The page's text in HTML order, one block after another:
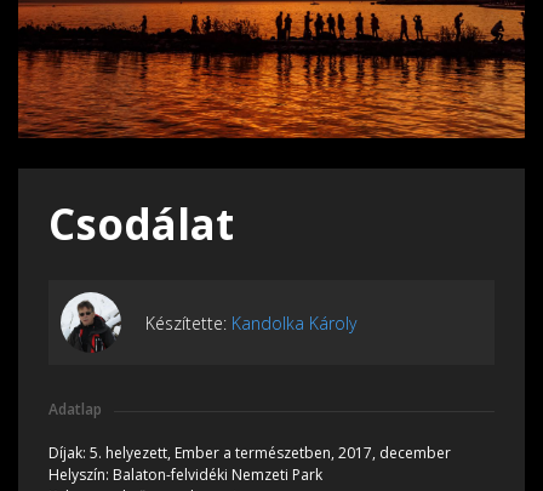
Csodálat
Készítette: Kandolka Károly
Adatlap
Díjak: 5. helyezett, Ember a természetben, 2017, december
Helyszín: Balaton-felvidéki Nemzeti Park